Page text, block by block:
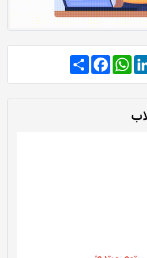
Share
Facebook
WhatsApp